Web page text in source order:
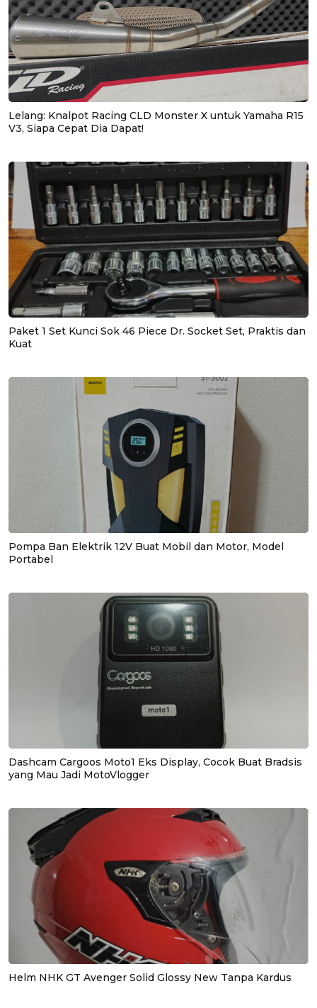
Lelang: Knalpot Racing CLD Monster X untuk Yamaha R15
V3, Siapa Cepat Dia Dapat!
Paket 1 Set Kunci Sok 46 Piece Dr. Socket Set, Praktis dan
Kuat
Pompa Ban Elektrik 12V Buat Mobil dan Motor, Model
Portabel
Dashcam Cargoos Moto1 Eks Display, Cocok Buat Bradsis
yang Mau Jadi MotoVlogger
Helm NHK GT Avenger Solid Glossy New Tanpa Kardus